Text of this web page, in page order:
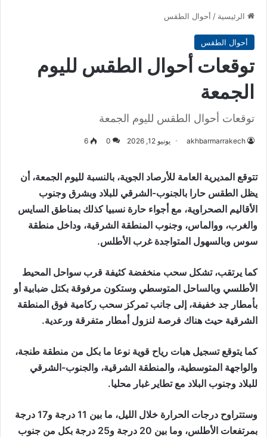
الرئيسية / أحوال الطقس
أحوال الطقس
توقعات أحوال الطقس لليوم
الجمعة
توقعات أحوال الطقس لليوم الجمعة
akhbarmarrakech يونيو 12, 2026 0
6
تتوقع المديرية العامة للأرصاد الجوية، بالنسبة لليوم الجمعة، أن
يظل الطقس حارا بالجنوب-الشرقي للبلاد وبشرق وجنوب
الأقاليم الصحراوية، مع أجواء حارة نسبيا كذلك بمناطق السايس
والغرب، ووالماس، وجنوب المنطقة الشرقية، وداخل منطقة
سوس وبالسهول المتواجدة غرب الأطلس.
كما يرتقب، تشكل سحب منخفضة كثيفة قرب سواحل المحيط
الأطلسي وبالساحل المتوسطي وستكون مرفوقة بكتل ضبابية أو
بأمطار جد خفيفة، إلى جانب تمركز سحب ركامية فوق المنطقة
الشرقية حيث هناك فرصة لنزول أمطار متفرقة ورعدية.
كما يتوقع تسجيل هبات رياح قوية نوعا ما بكل من منطقة طنجة،
والواجهة المتوسطية، والمنطقة الشرقية، والجنوب-الشرقي
للبلاد وجنوب البلاد مع تطاير غبار محليا.
وستتراوح درجات الحرارة خلال الليل، ما بين 11 درجة و17 درجة
بمرتفعات الأطلس، وما بين 20 درجة و25 درجة بكل من جنوب